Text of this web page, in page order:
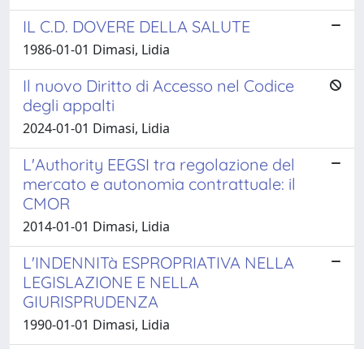
IL C.D. DOVERE DELLA SALUTE
1986-01-01 Dimasi, Lidia
Il nuovo Diritto di Accesso nel Codice
degli appalti
2024-01-01 Dimasi, Lidia
L'Authority EEGSI tra regolazione del
mercato e autonomia contrattuale: il
CMOR
2014-01-01 Dimasi, Lidia
L'INDENNITà ESPROPRIATIVA NELLA
LEGISLAZIONE E NELLA
GIURISPRUDENZA
1990-01-01 Dimasi, Lidia